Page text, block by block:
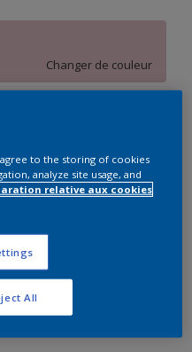
Changer de couleur
agree to the storing of cookies
analyze site usage, and
relative aux cookies
All